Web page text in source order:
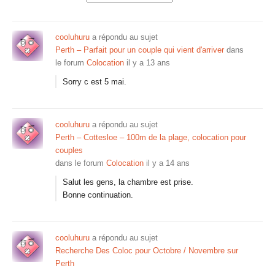
cooluhuru a répondu au sujet
Perth – Parfait pour un couple qui vient d'arriver dans
le forum Colocation il y a 13 ans
Sorry c est 5 mai.
cooluhuru a répondu au sujet
Perth – Cottesloe – 100m de la plage, colocation pour
couples
dans le forum Colocation il y a 14 ans
Salut les gens, la chambre est prise.
Bonne continuation.
cooluhuru a répondu au sujet
Recherche Des Coloc pour Octobre / Novembre sur
Perth